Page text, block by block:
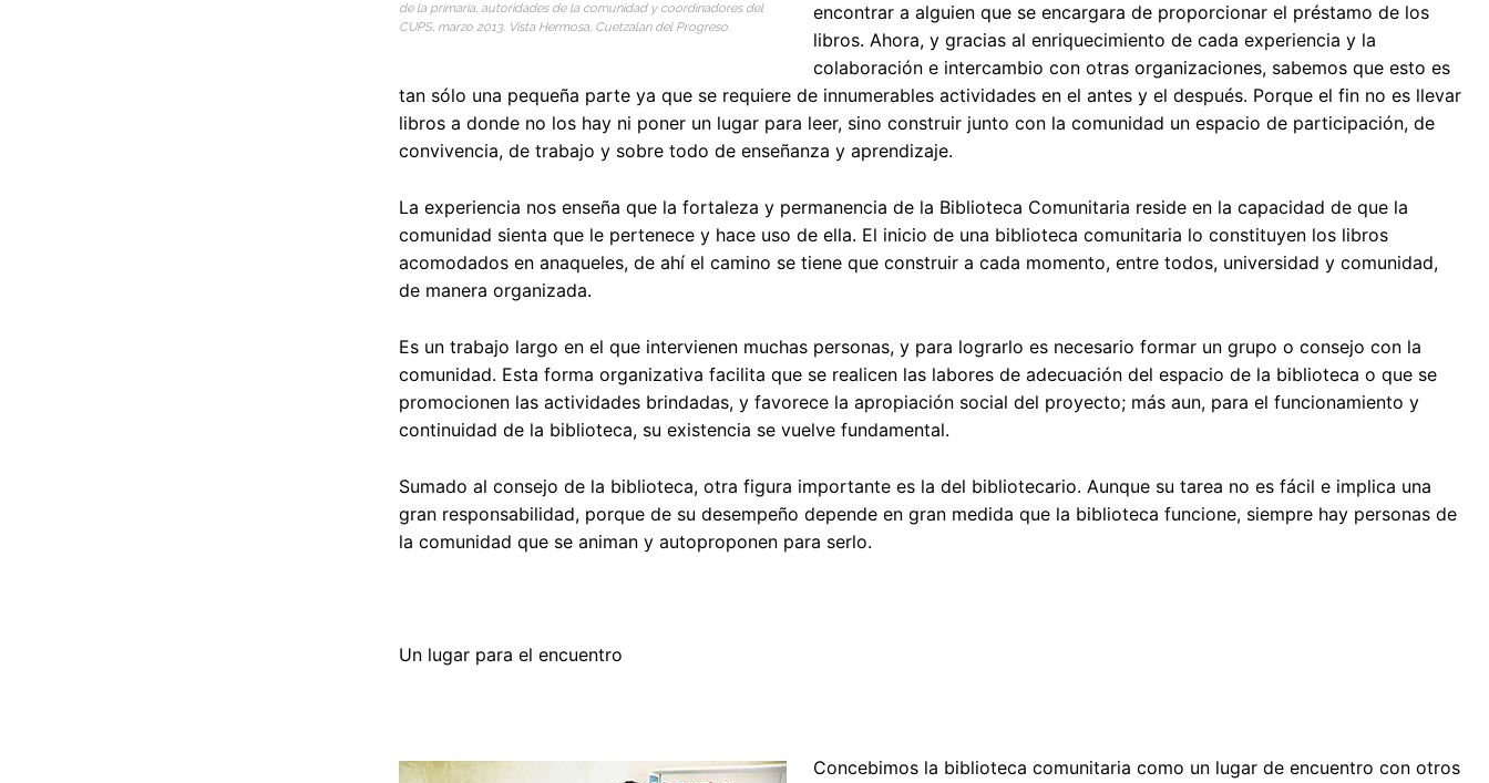
de la primaria, autoridades de la comunidad y coordinadores del
CUPS, marzo 2013. Vista Hermosa, Cuetzalan del Progreso.
encontrar a alguien que se encargara de proporcionar el préstamo de los
libros. Ahora, y gracias al enriquecimiento de cada experiencia y la
colaboración e intercambio con otras organizaciones, sabemos que esto es
tan sólo una pequeña parte ya que se requiere de innumerables actividades en el antes y el después. Porque el fin no es llevar
libros a donde no los hay ni poner un lugar para leer, sino construir junto con la comunidad un espacio de participación, de
convivencia, de trabajo y sobre todo de enseñanza y aprendizaje.
La experiencia nos enseña que la fortaleza y permanencia de la Biblioteca Comunitaria reside en la capacidad de que la
comunidad sienta que le pertenece y hace uso de ella. El inicio de una biblioteca comunitaria lo constituyen los libros
acomodados en anaqueles, de ahí el camino se tiene que construir a cada momento, entre todos, universidad y comunidad,
de manera organizada.
Es un trabajo largo en el que intervienen muchas personas, y para lograrlo es necesario formar un grupo o consejo con la
comunidad. Esta forma organizativa facilita que se realicen las labores de adecuación del espacio de la biblioteca o que se
promocionen las actividades brindadas, y favorece la apropiación social del proyecto; más aun, para el funcionamiento y
continuidad de la biblioteca, su existencia se vuelve fundamental.
Sumado al consejo de la biblioteca, otra figura importante es la del bibliotecario. Aunque su tarea no es fácil e implica una
gran responsabilidad, porque de su desempeño depende en gran medida que la biblioteca funcione, siempre hay personas de
la comunidad que se animan y autoproponen para serlo.
Un lugar para el encuentro
Concebimos la biblioteca comunitaria como un lugar de encuentro con otros